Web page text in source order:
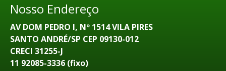
Nosso Endereço
AV DOM PEDRO I, Nº 1514 VILA PIRES
SANTO ANDRÉ/SP CEP 09130-012
CRECI 31255-J
11 92085-3336 (fixo)